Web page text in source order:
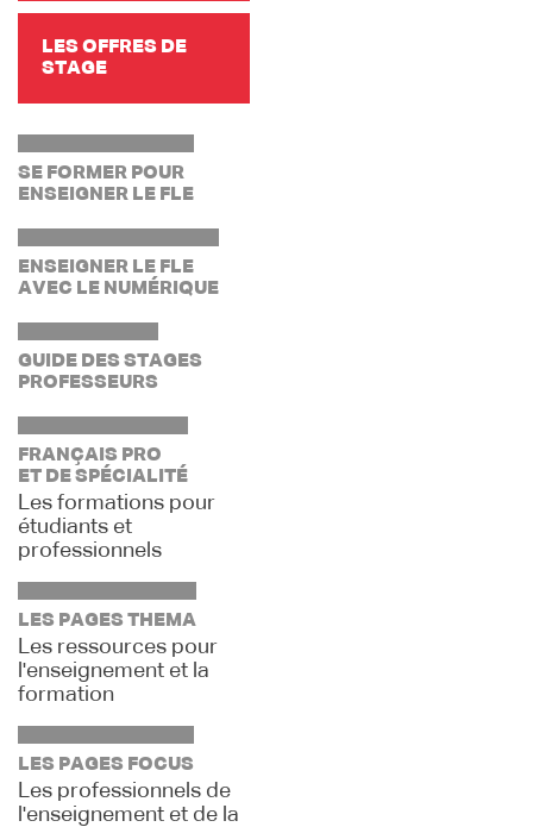
LES OFFRES DE
STAGE
SE FORMER POUR
ENSEIGNER LE FLE
ENSEIGNER LE FLE
AVEC LE NUMÉRIQUE
GUIDE DES STAGES
PROFESSEURS
FRANÇAIS PRO
ET DE SPÉCIALITÉ
Les formations pour
étudiants et
professionnels
LES PAGES THEMA
Les ressources pour
l'enseignement et la
formation
LES PAGES FOCUS
Les professionnels de
l'enseignement et de la